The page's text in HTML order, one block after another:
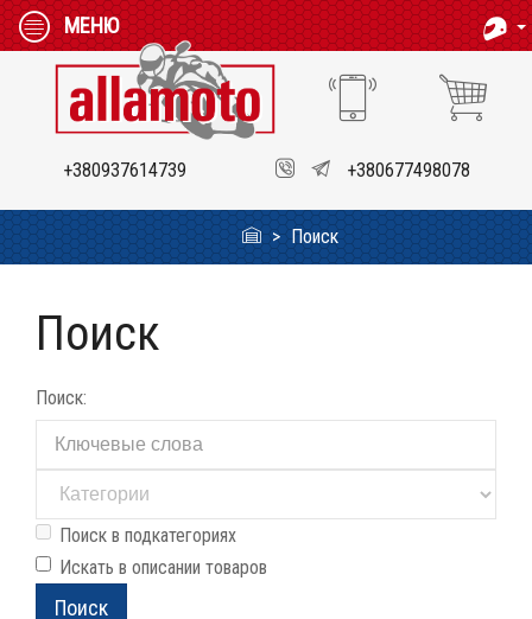
МЕНЮ
+380937614739 +380677498078
Поиск
Поиск
Поиск:
Поиск в подкатегориях
Искать в описании товаров